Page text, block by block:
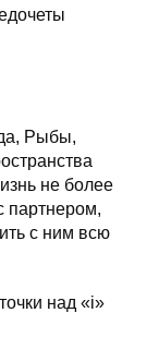
Рыбы,
не более
партнером,
с ним всю
над «i»